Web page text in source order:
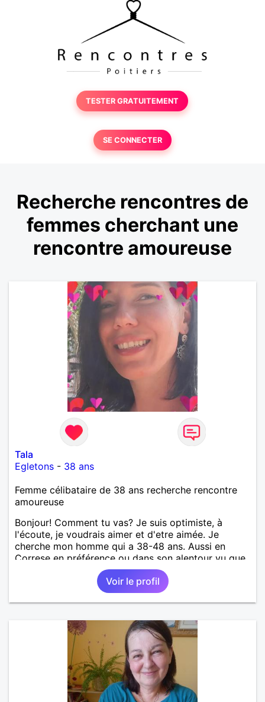
TESTER GRATUITEMENT
SE CONNECTER
Recherche rencontres de
femmes cherchant une
rencontre amoureuse
Tala
Egletons - 38 ans
Femme célibataire de 38 ans recherche rencontre
amoureuse
Bonjour! Comment tu vas? Je suis optimiste, à
l'écoute, je voudrais aimer et d'etre aimée. Je
cherche mon homme qui a 38-48 ans. Aussi en
Correse en préférence ou dans son alentour vu que
je travaille en CDI et je ne peux pas souvent
voyager loin. Merci. Bon chance à tout le monde.
Voir le profil